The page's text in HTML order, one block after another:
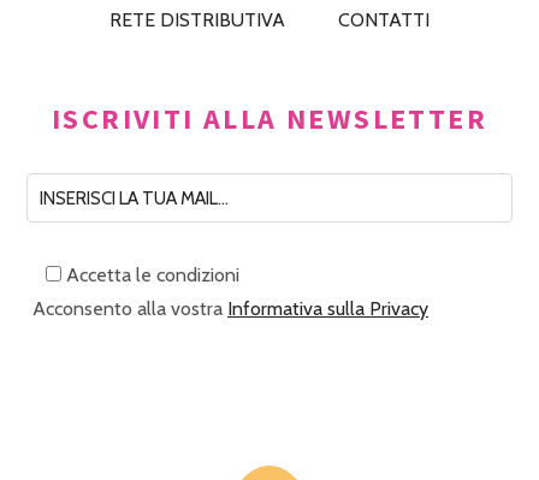
RETE DISTRIBUTIVA
CONTATTI
ISCRIVITI ALLA NEWSLETTER
Accetta le condizioni
Acconsento alla vostra Informativa sulla Privacy